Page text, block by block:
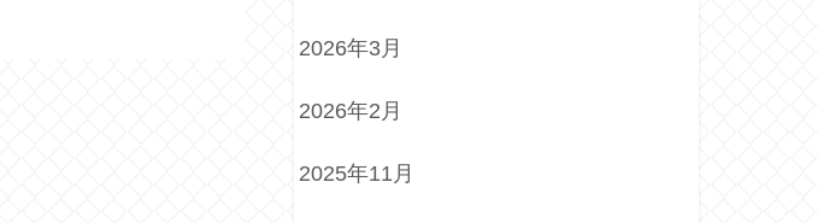
2026年3月
2026年2月
2025年11月